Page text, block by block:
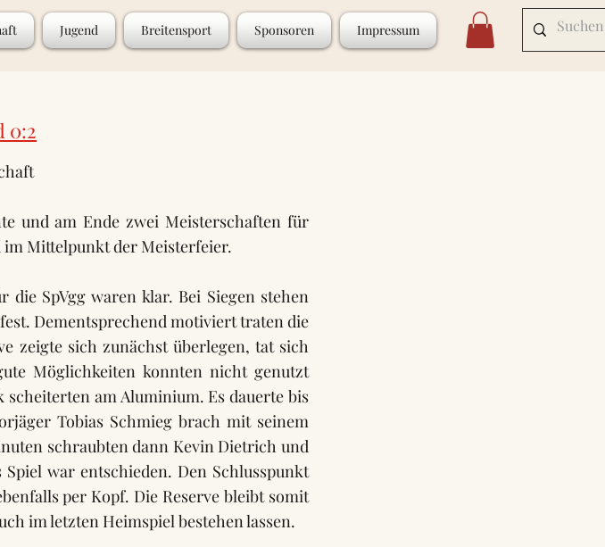
Jugend Breitensport Sponsoren Impressum
0:2
und am Ende zwei Meisterschaften für
im Mittelpunkt der Meisterfeier.
SpVgg waren klar. Bei Siegen stehen
Dementsprechend motiviert traten die
zeigte sich zunächst überlegen, tat sich
Möglichkeiten konnten nicht genutzt
am Aluminium. Es dauerte bis
Tobias Schmieg brach mit seinem
schraubten dann Kevin Dietrich und
war entschieden. Den Schlusspunkt
per Kopf. Die Reserve bleibt somit
im letzten Heimspiel bestehen lassen.